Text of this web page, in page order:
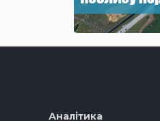
Аналітика